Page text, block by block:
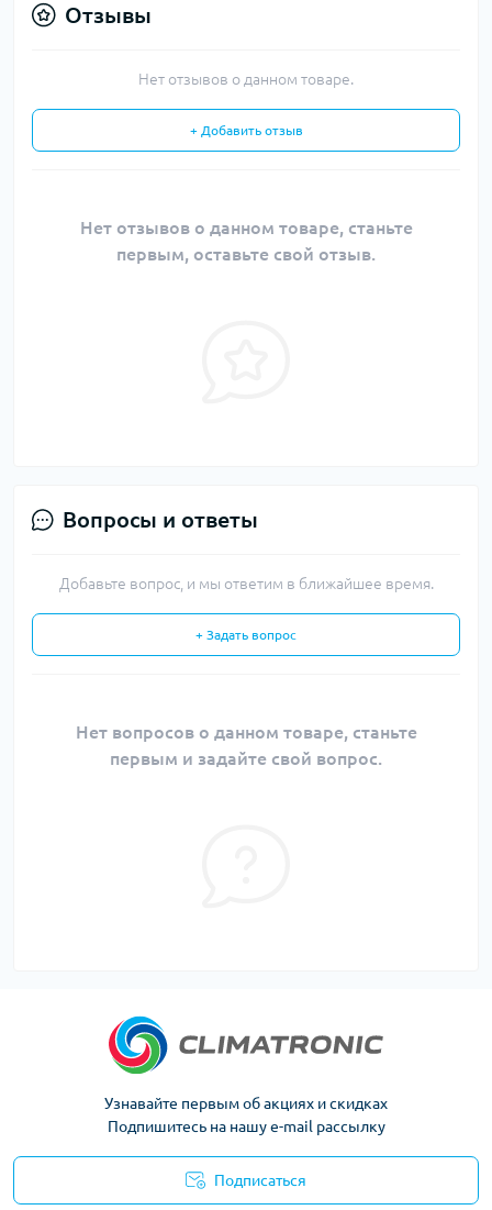
Отзывы
Нет отзывов о данном товаре.
+ Добавить отзыв
Нет отзывов о данном товаре, станьте
первым, оставьте свой отзыв.
Вопросы и ответы
Добавьте вопрос, и мы ответим в ближайшее время.
+ Задать вопрос
Нет вопросов о данном товаре, станьте
первым и задайте свой вопрос.
Узнавайте первым об акциях и скидках
Подпишитесь на нашу e-mail рассылку
Подписаться